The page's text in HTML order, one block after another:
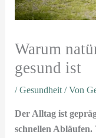
Warum
gesund ist
/Gesundheit/ Von
Der Alltag ist
schnellen